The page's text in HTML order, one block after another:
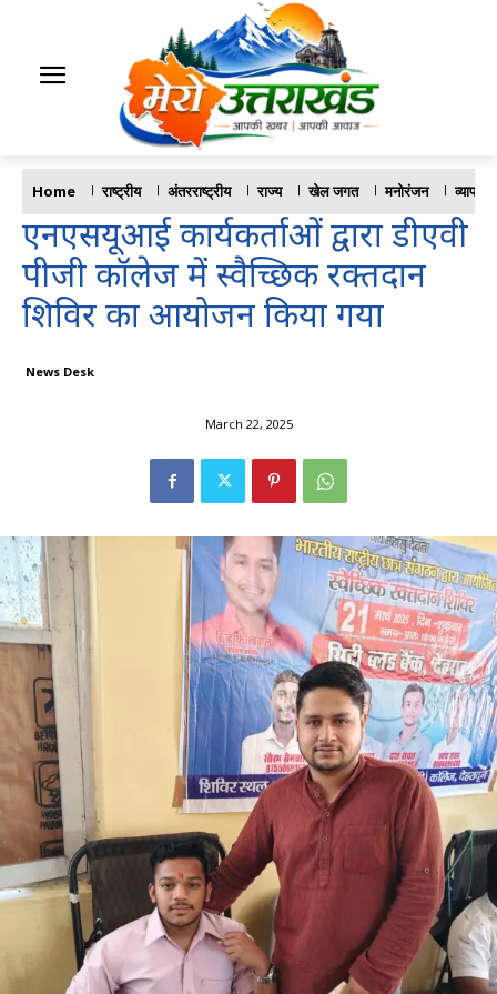
Home राष्ट्रीय अंतरराष्ट्रीय राज्य खेल जगत मनोरंजन व्यापार
एनएसयूआई कार्यकर्ताओं द्वारा डीएवी
पीजी कॉलेज में स्वैच्छिक रक्तदान
शिविर का आयोजन किया गया
News Desk
March 22, 2025